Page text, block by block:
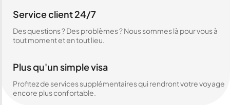
Service client 24/7
Des questions ? Des problèmes ? Nous sommes là pour vous à
tout moment et en tout lieu.
Plus qu'un simple visa
Profitez de services supplémentaires qui rendront votre voyage
encore plus confortable.